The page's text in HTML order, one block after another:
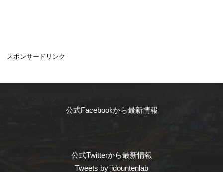
スポンサードリンク
公式Facebookから最新情報
公式Twitterから最新情報
Tweets by jidountenlab